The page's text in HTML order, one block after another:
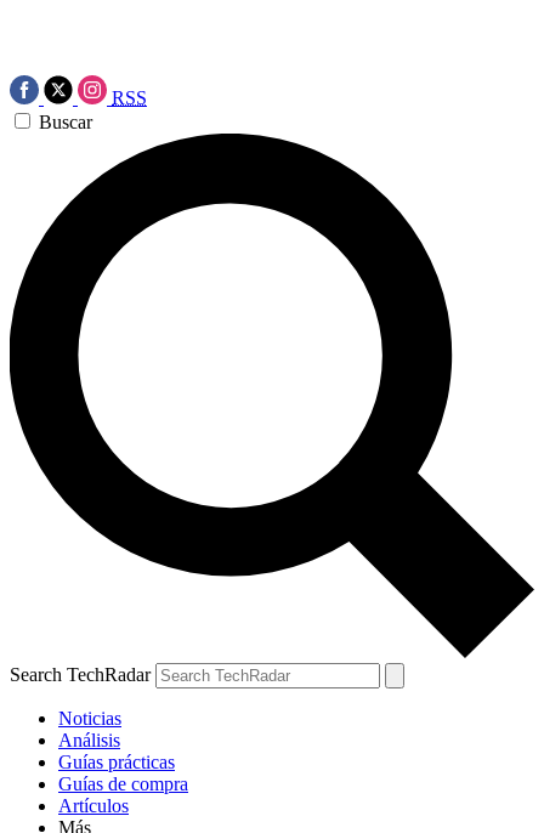
RSS
Buscar
Search TechRadar
Noticias
Análisis
Guías prácticas
Guías de compra
Artículos
Más